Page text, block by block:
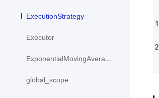
ExecutionStrategy
Executor
ExponentialMovingAverage
global_scope